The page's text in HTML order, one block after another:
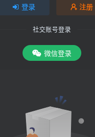
登录 注册
社交账号登录
微信登录